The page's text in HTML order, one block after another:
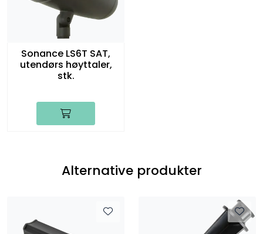
Sonance LS6T SAT,
utendørs høyttaler,
stk.
Alternative produkter